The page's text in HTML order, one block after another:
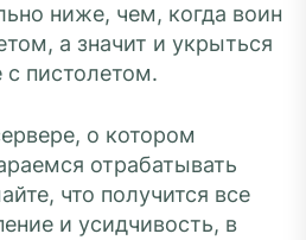
ниже, чем, когда воин
а значит и укрыться
с пистолетом.
о котором
отрабатывать
что получится все
и усидчивость, в